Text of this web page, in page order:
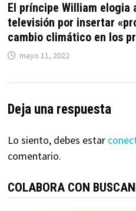
El príncipe William elogia
televisión por insertar
cambio climático en los
mayo 11, 2022
Deja una respuesta
Lo siento, debes estar
comentario.
COLABORA CON